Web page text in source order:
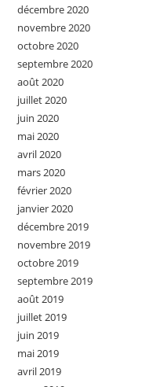
décembre 2020
novembre 2020
octobre 2020
septembre 2020
août 2020
juillet 2020
juin 2020
mai 2020
avril 2020
mars 2020
février 2020
janvier 2020
décembre 2019
novembre 2019
octobre 2019
septembre 2019
août 2019
juillet 2019
juin 2019
mai 2019
avril 2019